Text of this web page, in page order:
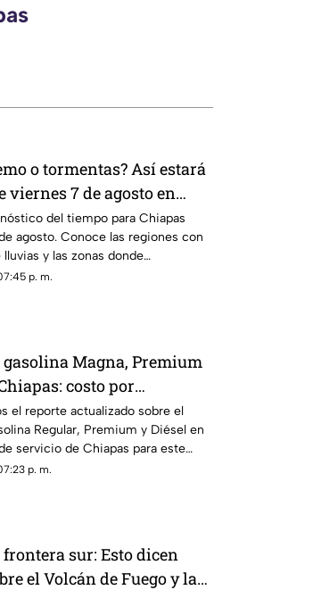
o tormentas? Así estará
viernes 7 de agosto en
del tiempo para Chiapas
agosto. Conoce las regiones con
y las zonas donde
caluroso.
p. m.
gasolina Magna, Premium
costo por
viernes 7 de agosto
el reporte actualizado sobre el
Regular, Premium y Diésel en
servicio de Chiapas para este
p. m.
sur: Esto dicen
el Volcán de Fuego y la